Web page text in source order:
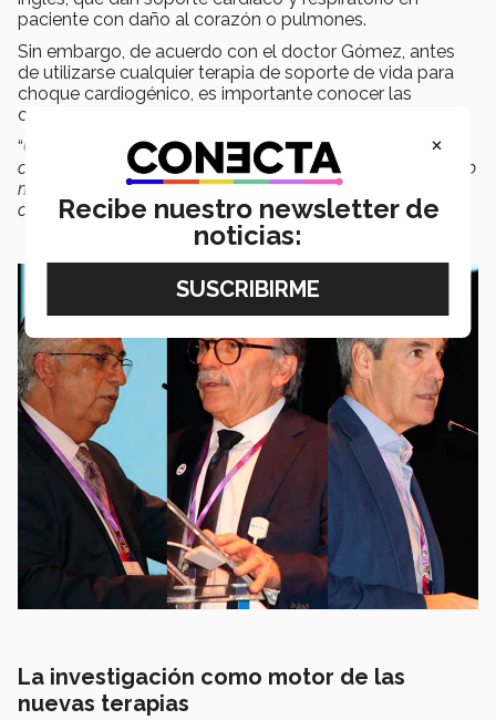
paciente con daño al corazón o pulmones.
Sin embargo, de acuerdo con el doctor Gómez, antes
de utilizarse cualquier terapia de soporte de vida para
choque cardiogénico, es importante conocer las
características de la falla cardiaca.
“Conociendo el fenotipo de la falla cardiaca y contando
con expertos en el uso de ECMO podemos reducir el daño
multiorgánico y neurológico en pacientes con choque
cardiogénico”, comentó.
La investigación como motor de las
nuevas terapias
×
Recibe nuestro newsletter de
noticias: